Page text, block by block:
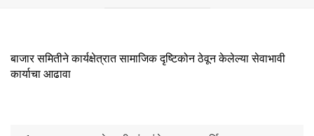
बाजार समितीने कार्यक्षेत्रात सामाजिक दृष्टिकोन ठेवून केलेल्या सेवाभावी
कार्याचा आढावा